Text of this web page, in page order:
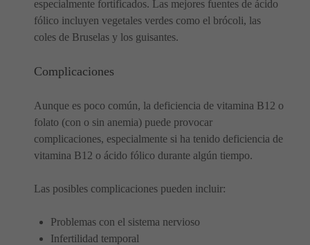
especialmente fortificados. Las mejores fuentes de ácido
fólico incluyen vegetales verdes como el brócoli, las
coles de Bruselas y los guisantes.
Complicaciones
Aunque es poco común, la deficiencia de vitamina B12 o
folato (con o sin anemia) puede provocar
complicaciones, especialmente si ha tenido deficiencia de
vitamina B12 o ácido fólico durante algún tiempo.
Las posibles complicaciones pueden incluir:
Problemas con el sistema nervioso
Infertilidad temporal